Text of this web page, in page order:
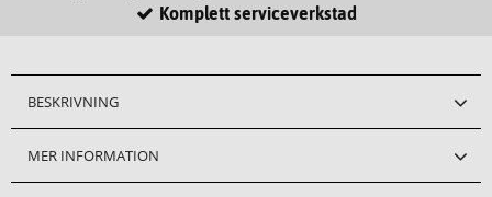
Komplett serviceverkstad
BESKRIVNING
MER INFORMATION